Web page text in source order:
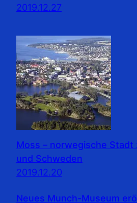
2019.12.27
Moss – norwegische Stadt
und Schweden
2019.12.20
Neues Munch-Museum